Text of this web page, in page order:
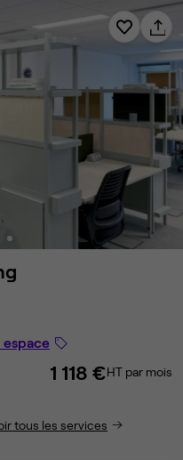
espace
1 118 €HT par mois
tous les services